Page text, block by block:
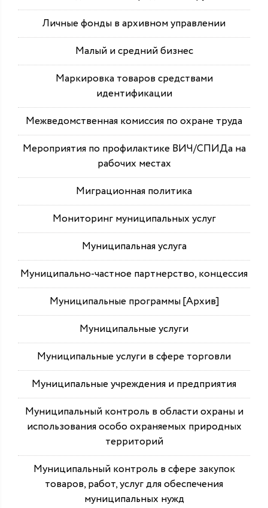
Личные фонды в архивном управлении
Малый и средний бизнес
Маркировка товаров средствами
идентификации
Межведомственная комиссия по охране труда
Мероприятия по профилактике ВИЧ/СПИДа на
рабочих местах
Миграционная политика
Мониторинг муниципальных услуг
Муниципальная услуга
Муниципально-частное партнерство, концессия
Муниципальные программы [Архив]
Муниципальные услуги
Муниципальные услуги в сфере торговли
Муниципальные учреждения и предприятия
Муниципальный контроль в области охраны и
использования особо охраняемых природных
территорий
Муниципальный контроль в сфере закупок
товаров, работ, услуг для обеспечения
муниципальных нужд